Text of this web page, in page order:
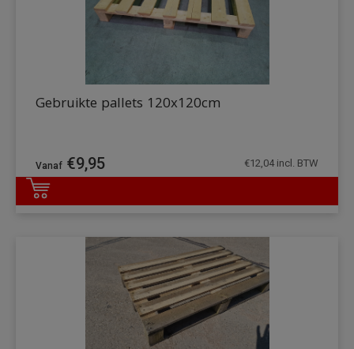
DETAILS
Gebruikte pallets 120x120cm
€9,95 €12,04 incl. BTW